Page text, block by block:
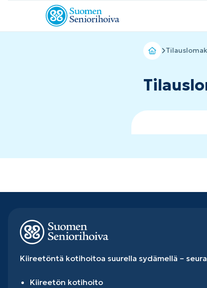
Kiireetöntä kotihoitoa suurella sydämellä –
Kiireetön kotihoito